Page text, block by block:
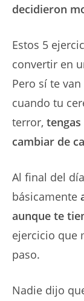
decidieron
Estos 5
convertir en
Pero sí te
cuando tu
terror,
cambiar de
Al final del
básicamente
aunque te
ejercicio que
paso.
Nadie dijo